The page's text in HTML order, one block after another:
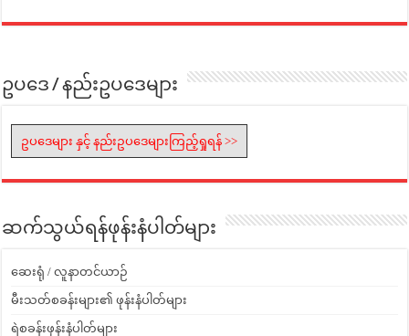
ဥပဒေ / နည်းဥပဒေများ
ဥပဒေများ နှင့် နည်းဥပဒေများကြည့်ရှုရန် >>
ဆက်သွယ်ရန်ဖုန်းနံပါတ်များ
ဆေးရုံ / လူနာတင်ယာဉ်
မီးသတ်စခန်းများ၏ ဖုန်းနံပါတ်များ
ရဲစခန်းဖုန်းနံပါတ်များ